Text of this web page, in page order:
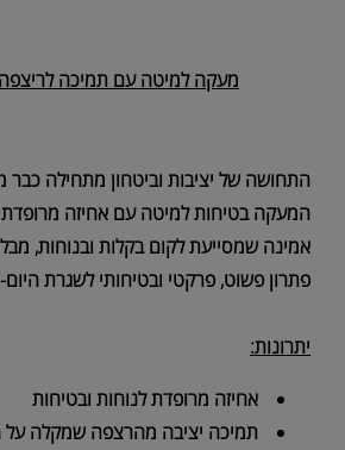
מעקה למיטה עם תמיכה
התחושה של יציבות וביטחון מתחילה
המעקה בטיחות למיטה עם אחיזה
אמינה שמסייעת לקום בקלות ובנוחות,
פתרון פשוט, פרקטי ובטיחותי לשגרת
יתרונות:
אחיזה מרופדת לנוחות ובטיחות
תמיכה יציבה מהרצפה שמקלה